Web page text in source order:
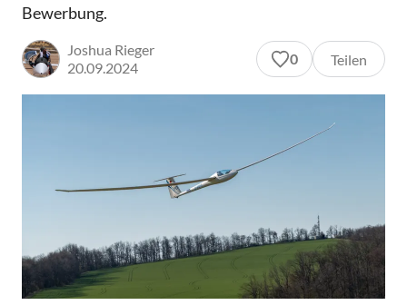
Bewerbung.
Joshua Rieger
20.09.2024
0 Teilen